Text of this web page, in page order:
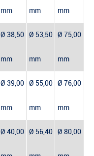
mm mm mm
Ø 38,50
mm
Ø 53,50
mm
Ø 75,00
mm
Ø 39,00
mm
Ø 55,00
mm
Ø 76,00
mm
Ø 40,00 Ø 56,40 Ø 80,00